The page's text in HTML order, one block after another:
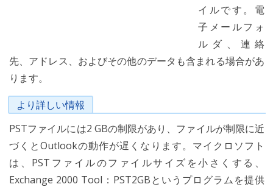
イルです。電
子メールフォ
ルダ、連絡
先、アドレス、およびその他のデータも含まれる場合があ
ります。
より詳しい情報
PSTファイルには2 GBの制限があり、ファイルが制限に近
づくとOutlookの動作が遅くなります。マイクロソフト
は、PSTファイルのファイルサイズを小さくする、
Exchange 2000 Tool：PST2GBというプログラムを提供